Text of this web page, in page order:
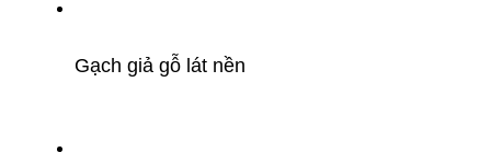
Gạch giả gỗ lát nền